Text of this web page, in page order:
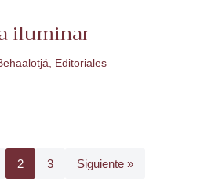
iluminar
, Editoriales
2 3 Siguiente »